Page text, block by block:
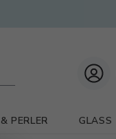
PERLER GLASS